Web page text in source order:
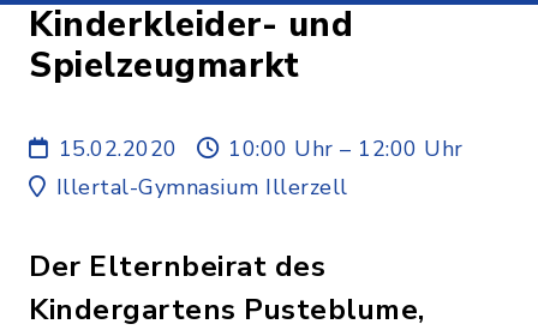
Kinderkleider- und
Spielzeugmarkt
15.02.2020
10:00 Uhr – 12:00 Uhr
Illertal-Gymnasium Illerzell
Der Elternbeirat des
Kindergartens Pusteblume,